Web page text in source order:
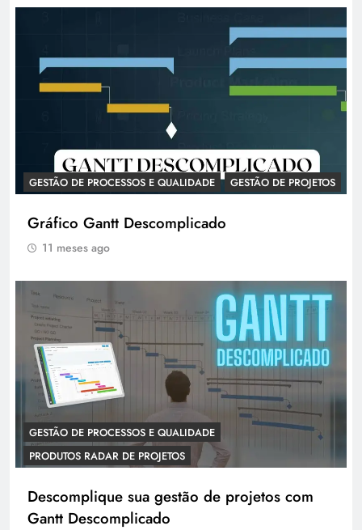
GESTÃO DE PROCESSOS E QUALIDADE GESTÃO DE PROJETOS
Gráfico Gantt Descomplicado
11 meses ago
GESTÃO DE PROCESSOS E QUALIDADE
PRODUTOS RADAR DE PROJETOS
Descomplique sua gestão de projetos com
Gantt Descomplicado